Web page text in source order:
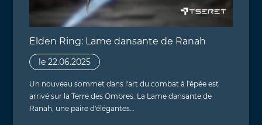
Elden Ring: Lame dansante de Ranah
le 22.06.2025
Un nouveau sommet dans l'art du combat à l'épée est
arrivé sur la Terre des Ombres. La Lame dansante de
Ranah, une paire d'élégantes…